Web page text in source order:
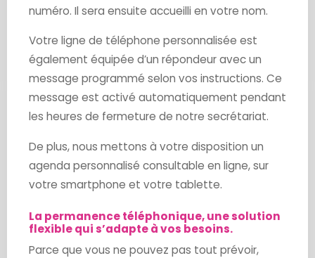
numéro. Il sera ensuite accueilli en votre nom.
Votre ligne de téléphone personnalisée est
également équipée d’un répondeur avec un
message programmé selon vos instructions. Ce
message est activé automatiquement pendant
les heures de fermeture de notre secrétariat.
De plus, nous mettons à votre disposition un
agenda personnalisé consultable en ligne, sur
votre smartphone et votre tablette.
La permanence téléphonique, une solution
flexible qui s’adapte à vos besoins.
Parce que vous ne pouvez pas tout prévoir,